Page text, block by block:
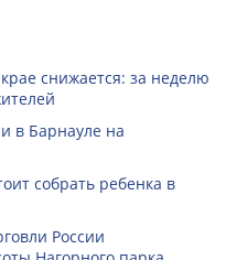
снижается: за неделю
в Барнауле на
собрать ребенка в
России